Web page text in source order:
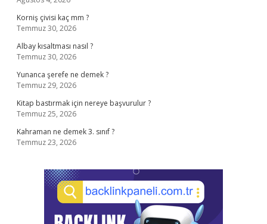
Korniş çivisi kaç mm ?
Temmuz 30, 2026
Albay kısaltması nasıl ?
Temmuz 30, 2026
Yunanca şerefe ne demek ?
Temmuz 29, 2026
Kitap bastırmak için nereye başvurulur ?
Temmuz 25, 2026
Kahraman ne demek 3. sınıf ?
Temmuz 23, 2026